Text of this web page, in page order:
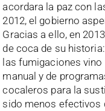
acordara la paz con
2012, el gobierno
Gracias a ello, en
de coca de su
las fumigaciones
manual y de
cocaleros para la
sido menos efectivos